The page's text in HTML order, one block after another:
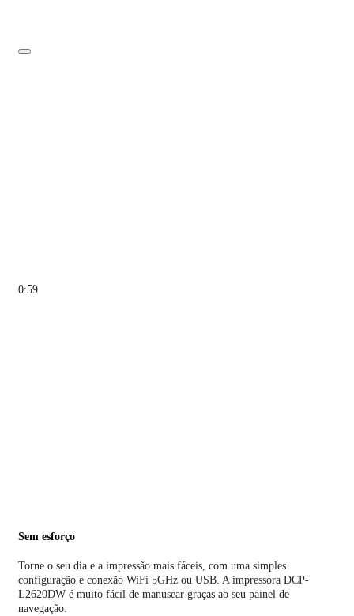
0:59
Sem esforço
Torne o seu dia e a impressão mais fáceis, com uma simples
configuração e conexão WiFi 5GHz ou USB. A impressora DCP-
L2620DW é muito fácil de manusear graças ao seu painel de
navegação.